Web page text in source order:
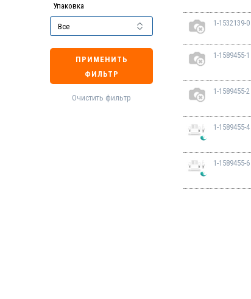
Упаковка
ПРИМЕНИТЬ
ФИЛЬТР
Очистить фильтр
1-1532139-0
1-1589455-1
1-1589455-2
1-1589455-4
1-1589455-6